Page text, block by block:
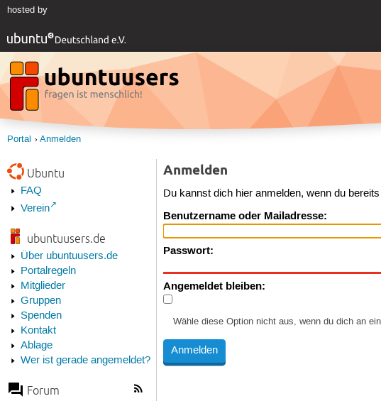
hosted by
Portal Anmelden
Ubuntu
FAQ
Verein
ubuntuusers.de
Über ubuntuusers.de
Portalregeln
Mitglieder
Gruppen
Spenden
Kontakt
Ablage
Wer ist gerade angemeldet?
Forum
Anmelden
Du kannst dich hier anmelden, wenn du bereits
Benutzername oder Mailadresse:
Passwort:
Angemeldet bleiben:
Wähle diese Option nicht aus, wenn du dich an